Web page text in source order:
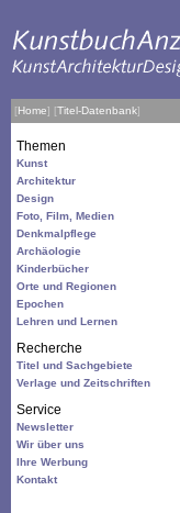
[Home] [Titel-Datenbank]
Themen
Kunst
Architektur
Design
Foto, Film, Medien
Denkmalpflege
Archäologie
Kinderbücher
Orte und Regionen
Epochen
Lehren und Lernen
Recherche
Titel und Sachgebiete
Verlage und Zeitschriften
Service
Newsletter
Wir über uns
Ihre Werbung
Kontakt